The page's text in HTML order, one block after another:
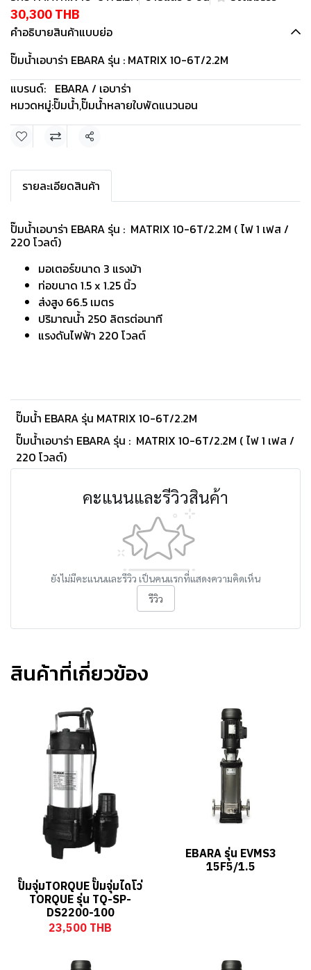
30,300 THB
คำอธิบายสินค้าแบบย่อ
ปั๊มน้ำเอบาร่า EBARA รุ่น : MATRIX 10-6T/2.2M
แบรนด์: EBARA / เอบาร่า
หมวดหมู่:ปั๊มน้ำ,ปั๊มน้ำหลายใบพัดแนวนอน
แชร์
รายละเอียดสินค้า
ปั๊มน้ำเอบาร่า EBARA รุ่น : MATRIX 10-6T/2.2M ( ไฟ 1 เฟส /
220 โวลต์)
มอเตอร์ขนาด 3 แรงม้า
ท่อขนาด 1.5 x 1.25 นิ้ว
ส่งสูง 66.5 เมตร
ปริมาณนํ้า 250 ลิตรต่อนาที
แรงดันไฟฟ้า 220 โวลต์
ปั๊มน้ำ EBARA รุ่น MATRIX 10-6T/2.2M
ปั๊มน้ำเอบาร่า EBARA รุ่น : MATRIX 10-6T/2.2M ( ไฟ 1 เฟส /
220 โวลต์)
คะแนนและรีวิวสินค้า
ยังไม่มีคะแนนและรีวิว เป็นคนแรกที่แสดงความคิดเห็น
รีวิว
สินค้าที่เกี่ยวข้อง
ปั๊มจุ่มTORQUE ปั๊มจุ่มไดโว่
TORQUE รุ่น TQ-SP-
DS2200-100
23,500 THB
EBARA รุ่น EVMS3
15F5/1.5